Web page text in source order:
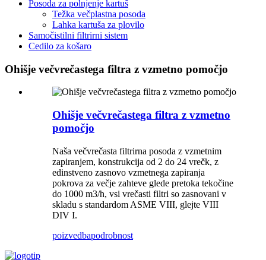
Posoda za polnjenje kartuš
Težka večplastna posoda
Lahka kartuša za plovilo
Samočistilni filtrirni sistem
Cedilo za košaro
Ohišje večvrečastega filtra z vzmetno pomočjo
Ohišje večvrečastega filtra z vzmetno
pomočjo
Naša večvrečasta filtrirna posoda z vzmetnim
zapiranjem, konstrukcija od 2 do 24 vrečk, z
edinstveno zasnovo vzmetnega zapiranja
pokrova za večje zahteve glede pretoka tekočine
do 1000 m3/h, vsi vrečasti filtri so zasnovani v
skladu s standardom ASME VIII, glejte VIII
DIV I.
poizvedbapodrobnost